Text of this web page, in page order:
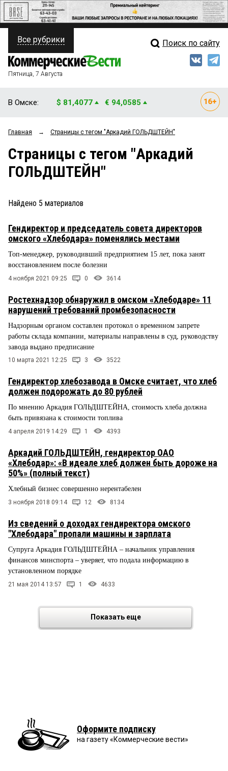
ПОЛИТИКА
ФИНАНСЫ
ОБЩЕСТВО
ЗАКОН
НОВОСТИ КОМПАНИЙ
ПРОИСШЕСТВИЯ
СТИЛЬ ЖИЗНИ
Свежий выпуск
Мнения
Рейтинги
Все рубрики Поиск по сайту
Пятница, 7 Августа
В Омске: $ 81,4077 € 94,0585
Главная → Страницы c тегом "Аркадий ГОЛЬДШТЕЙН"
Страницы c тегом "Аркадий
ГОЛЬДШТЕЙН"
Найдено 5 материалов
Гендиректор и председатель совета директоров
омского «Хлебодара» поменялись местами
Топ-менеджер, руководивший предприятием 15 лет, пока занят
восстановлением после болезни
4 ноября 2021 09:25 0 3614
Ростехнадзор обнаружил в омском «Хлебодаре» 11
нарушений требований промбезопасности
Надзорным органом составлен протокол о временном запрете
работы склада компании, материалы направлены в суд, руководству
завода выдано предписание
10 марта 2021 12:25 3 3522
Гендиректор хлебозавода в Омске считает, что хлеб
должен подорожать до 80 рублей
По мнению Аркадия ГОЛЬДШТЕЙНА, стоимость хлеба должна
быть привязана к стоимости топлива
4 апреля 2019 14:29 1 4393
Аркадий ГОЛЬДШТЕЙН, гендиректор ОАО
«Хлебодар»: «В идеале хлеб должен быть дороже на
50%» (полный текст)
Хлебный бизнес совершенно нерентабелен
3 ноября 2018 09:14 12 8134
Из сведений о доходах гендиректора омского
"Хлебодара" пропали машины и зарплата
Супруга Аркадия ГОЛЬДШТЕЙНА – начальник управления
финансов минспорта – уверяет, что подала информацию в
установленном порядке
21 мая 2014 13:57 1 4633
Показать еще
Оформите подписку
на газету «Коммерческие вести»